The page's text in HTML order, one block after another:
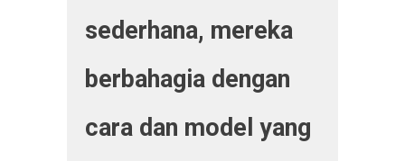
sederhana, mereka
berbahagia dengan
cara dan model yang